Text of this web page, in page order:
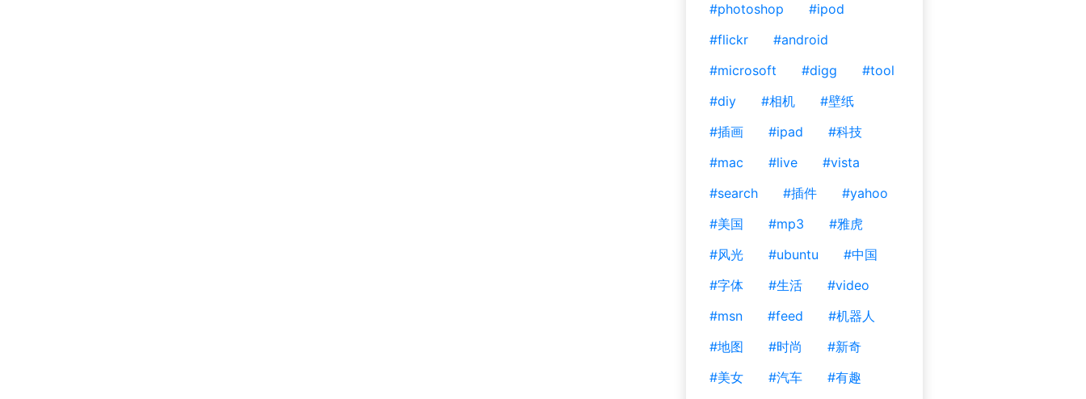
#photoshop
#ipod
#flickr
#android
#microsoft
#digg
#tool
#diy
#相机
#壁纸
#插画
#ipad
#科技
#mac
#live
#vista
#search
#插件
#yahoo
#美国
#mp3
#雅虎
#风光
#ubuntu
#中国
#字体
#生活
#video
#msn
#feed
#机器人
#地图
#时尚
#新奇
#美女
#汽车
#有趣